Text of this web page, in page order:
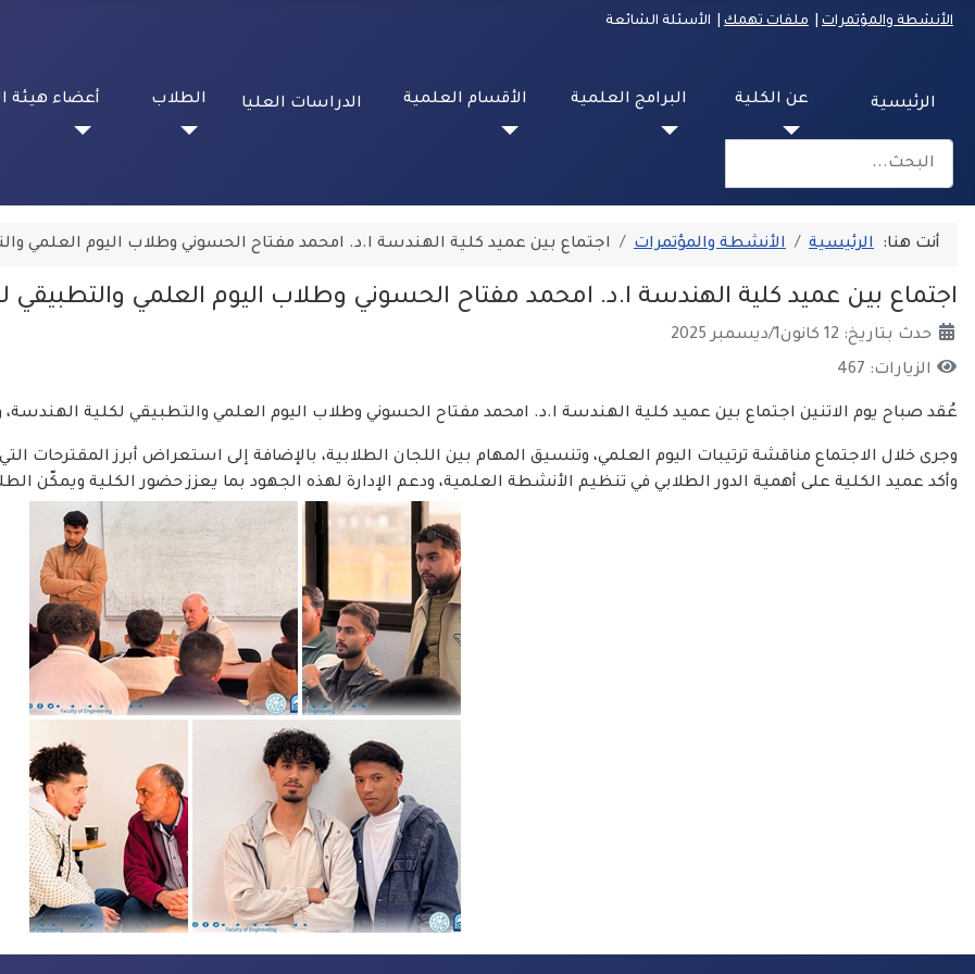
الأنشطة والمؤتمرات ملفات تهمك | الأسئلة الشائعة
الرئيسية عن الكلية البرامج العلمية الأقسام العلمية الدراسات العليا الطلاب أعضاء هيئة
أنت هنا: الرئيسية الأنشطة والمؤتمرات اجتماع بين عميد كلية الهندسة ا.د. امحمد مفتاح الحسوني وطلاب اليوم العلمي
اجتماع بين عميد كلية الهندسة ا.د. امحمد مفتاح الحسوني وطلاب اليوم العلمي والتطبيقي
حدث بتاريخ: 12 كانون1/ديسمبر 2025
الزيارات: 467
عُقد صباح يوم الاتنين اجتماع بين عميد كلية الهندسة ا.د. امحمد مفتاح الحسوني وطلاب اليوم العلمي والتطبيقي لكلية
وجرى خلال الاجتماع مناقشة ترتيبات اليوم العلمي، وتنسيق المهام بين اللجان الطلابية، بالإضافة إلى استعراض أبرز المقترحات
وأكد عميد الكلية على أهمية الدور الطلابي في تنظيم الأنشطة العلمية، ودعم الإدارة لهذه الجهود بما يعزز حضور الكلية ويمكّن